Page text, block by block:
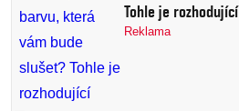
Tohle je rozhodující
Reklama